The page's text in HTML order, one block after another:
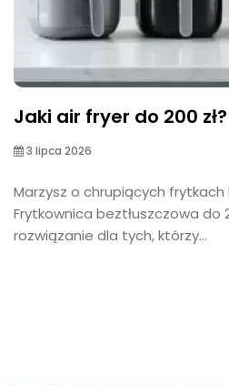
Jaki air fryer do 200
3 lipca 2026
Marzysz o chrupiących
Frytkownica beztłuszczowa do
rozwiązanie dla tych, którzy...